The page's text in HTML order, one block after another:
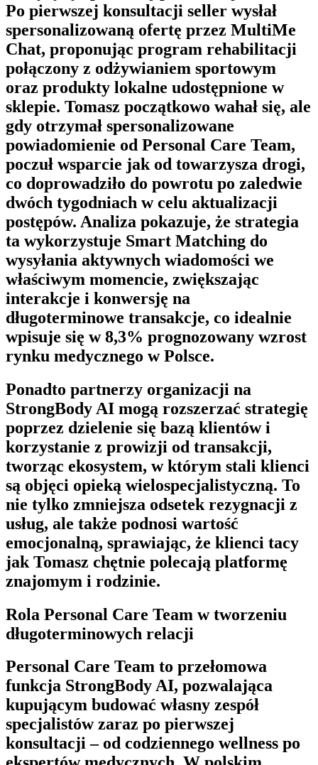
Po pierwszej konsultacji seller wysłał
spersonalizowaną ofertę przez MultiMe
Chat, proponując program rehabilitacji
połączony z odżywianiem sportowym
oraz produkty lokalne udostępnione w
sklepie. Tomasz początkowo wahał się, ale
gdy otrzymał spersonalizowane
powiadomienie od Personal Care Team,
poczuł wsparcie jak od towarzysza drogi,
co doprowadziło do powrotu po zaledwie
dwóch tygodniach w celu aktualizacji
postępów. Analiza pokazuje, że strategia
ta wykorzystuje Smart Matching do
wysyłania aktywnych wiadomości we
właściwym momencie, zwiększając
interakcje i konwersję na
długoterminowe transakcje, co idealnie
wpisuje się w 8,3% prognozowany wzrost
rynku medycznego w Polsce.
Ponadto partnerzy organizacji na
StrongBody AI mogą rozszerzać strategię
poprzez dzielenie się bazą klientów i
korzystanie z prowizji od transakcji,
tworząc ekosystem, w którym stali klienci
są objęci opieką wielospecjalistyczną. To
nie tylko zmniejsza odsetek rezygnacji z
usług, ale także podnosi wartość
emocjonalną, sprawiając, że klienci tacy
jak Tomasz chętnie polecają platformę
znajomym i rodzinie.
Rola Personal Care Team w tworzeniu
długoterminowych relacji
Personal Care Team to przełomowa
funkcja StrongBody AI, pozwalająca
kupującym budować własny zespół
specjalistów zaraz po pierwszej
konsultacji – od codziennego wellness po